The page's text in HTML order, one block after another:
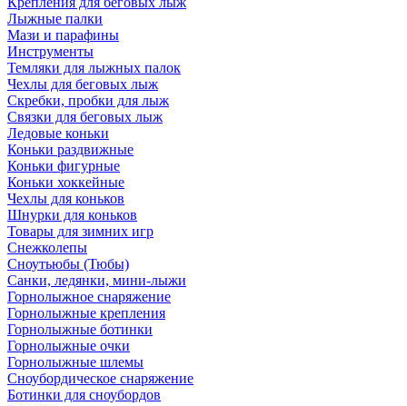
Лыжные палки
Мази и парафины
Инструменты
Темляки для лыжных палок
Чехлы для беговых лыж
Скребки, пробки для лыж
Связки для беговых лыж
Ледовые коньки
Коньки раздвижные
Коньки фигурные
Коньки хоккейные
Чехлы для коньков
Шнурки для коньков
Товары для зимних игр
Снежколепы
Сноутьюбы (Тюбы)
Санки, ледянки, мини-лыжи
Горнолыжное снаряжение
Горнолыжные крепления
Горнолыжные ботинки
Горнолыжные очки
Горнолыжные шлемы
Сноубордическое снаряжение
Ботинки для сноубордов